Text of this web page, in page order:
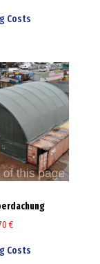
Costs
€
Costs